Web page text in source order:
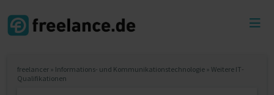
freelancer » Informations- und Kommunikationstechnologie » Weitere IT-
Qualifikationen